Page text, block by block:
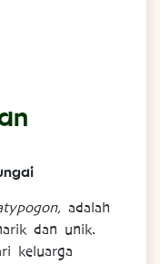
, adalah
dan unik.
keluarga